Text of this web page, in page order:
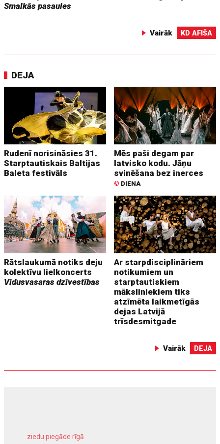
Smalkās pasaules
Vairāk KD AFIŠA
DEJA
Rudenī norisināsies 31.
Starptautiskais Baltijas
Baleta festivāls
Mēs paši degam par
latvisko kodu. Jāņu
svinēšana bez inerces
© DIENA
Rātslaukumā notiks deju
kolektīvu lielkoncerts
Vidusvasaras dzīvestības
Ar starpdisciplināriem
notikumiem un
starptautiskiem
māksliniekiem tiks
atzīmēta laikmetīgās
dejas Latvijā
trīsdesmitgade
Vairāk DEJA
ziedu piegāde rīgā